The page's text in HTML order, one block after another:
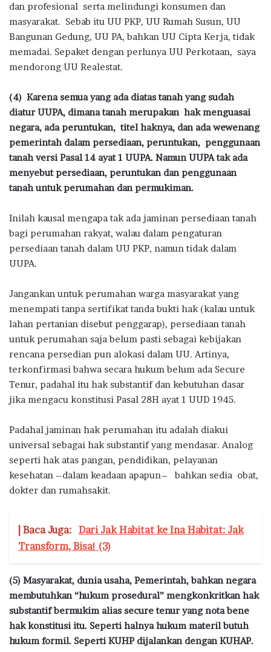
dan profesional serta melindungi konsumen dan
masyarakat. Sebab itu UU PKP, UU Rumah Susun, UU
Bangunan Gedung, UU PA, bahkan UU Cipta Kerja, tidak
memadai. Sepaket dengan perlunya UU Perkotaan, saya
mendorong UU Realestat.
(4) Karena semua yang ada diatas tanah yang sudah
diatur UUPA, dimana tanah merupakan hak menguasai
negara, ada peruntukan, titel haknya, dan ada wewenang
pemerintah dalam persediaan, peruntukan, penggunaan
tanah versi Pasal 14 ayat 1 UUPA. Namun UUPA tak ada
menyebut persediaan, peruntukan dan penggunaan
tanah untuk perumahan dan permukiman.
Inilah kausal mengapa tak ada jaminan persediaan tanah
bagi perumahan rakyat, walau dalam pengaturan
persediaan tanah dalam UU PKP, namun tidak dalam
UUPA.
Jangankan untuk perumahan warga masyarakat yang
menempati tanpa sertifikat tanda bukti hak (kalau untuk
lahan pertanian disebut penggarap), persediaan tanah
untuk perumahan saja belum pasti sebagai kebijakan
rencana persedian pun alokasi dalam UU. Artinya,
terkonfirmasi bahwa secara hukum belum ada Secure
Tenur, padahal itu hak substantif dan kebutuhan dasar
jika mengacu konstitusi Pasal 28H ayat 1 UUD 1945.
Padahal jaminan hak perumahan itu adalah diakui
universal sebagai hak substantif yang mendasar. Analog
seperti hak atas pangan, pendidikan, pelayanan
kesehatan –dalam keadaan apapun– bahkan sedia obat,
dokter dan rumahsakit.
| Baca Juga: Dari Jak Habitat ke Ina Habitat: Jak
Transform, Bisa! (3)
(5) Masyarakat, dunia usaha, Pemerintah, bahkan negara
membutuhkan “hukum prosedural” mengkonkritkan hak
substantif bermukim alias secure tenur yang nota bene
hak konstitusi itu. Seperti halnya hukum materil butuh
hukum formil. Seperti KUHP dijalankan dengan KUHAP.